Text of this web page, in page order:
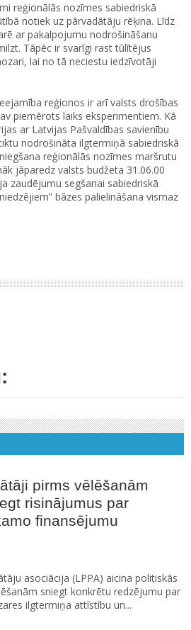
reģionālās nozīmes sabiedriskā
notiek uz pārvadātāju rēķina. Līdz
ar pakalpojumu nodrošināšanu
Tāpēc ir svarīgi rast tūlītējus
lai no tā neciestu iedzīvotāji
reģionos ir arī valsts drošības
piemērots laiks eksperimentiem. Kā
ar Latvijas Pašvaldības savienību
nodrošināta ilgtermiņā sabiedriskā
reģionālās nozīmes maršrutu
jāparedz valsts budžeta 31.06.00
zaudējumu segšanai sabiedriskā
bāzes palielināšana vismaz
pirms vēlēšanām
risinājumus par
finansējumu
asociācija (LPPA) aicina politiskās
sniegt konkrētu redzējumu par
ilgtermiņa attīstību un...